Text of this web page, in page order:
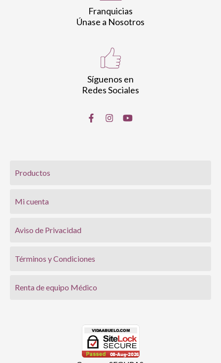
Franquicias
Únase a Nosotros
Síguenos en
Redes Sociales
Productos
Mi cuenta
Aviso de Privacidad
Términos y Condiciones
Renta de equipo Médico